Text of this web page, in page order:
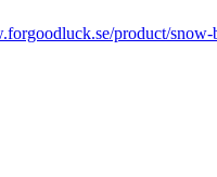
product/snow-